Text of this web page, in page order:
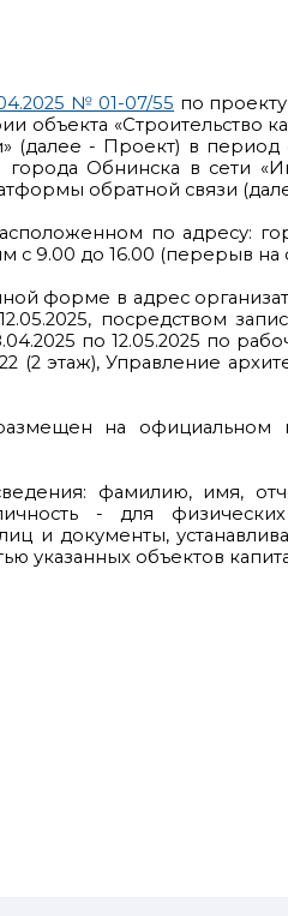
№ 01-07/55 по
«Строительство
- Проект) в период
Обнинска в сети
обратной связи
по адресу:
с 9.00 до 16.00 (перерыв на
форме в адрес
посредством
по 12.05.2025 по
этаж), Управление
на официальном
фамилию, имя,
- для
и документы,
указанных объектов